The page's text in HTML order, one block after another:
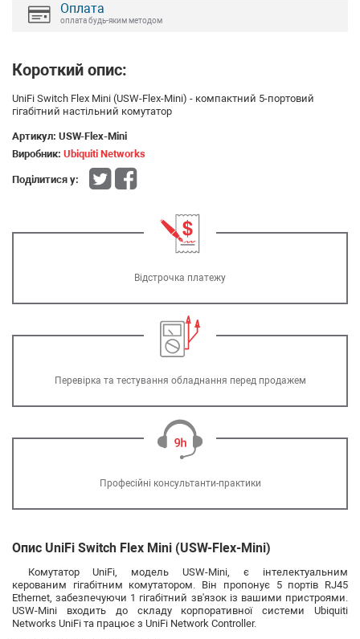
Оплата
оплата будь-яким методом
Короткий опис:
UniFi Switch Flex Mini (USW-Flex-Mini) - компактний 5-портовий
гігабітний настільний комутатор
Артикул: USW-Flex-Mini
Виробник: Ubiquiti Networks
Поділитися у:
Відстрочка платежу
Перевірка та тестування обладнання перед продажем
Професійні консультанти-практики
Опис UniFi Switch Flex Mini (USW-Flex-Mini)
Комутатор UniFi, модель USW-Mini, є інтелектуальним
керованим гігабітним комутатором. Він пропонує 5 портів RJ45
Ethernet, забезпечуючи 1 гігабітний зв'язок із вашими пристроями.
USW-Mini входить до складу корпоративної системи Ubiquiti
Networks UniFi та працює з UniFi Network Controller.